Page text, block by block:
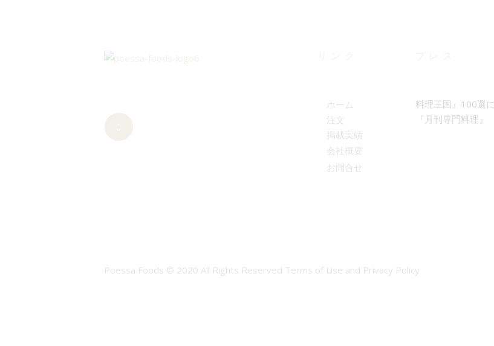
ホーム
注文
掲載実績
会社概要
お問合せ
料理王国』100選
『月刊専門料理』
Poessa Foods © 2020 All Rights Reserved Terms of Use and Privacy Policy